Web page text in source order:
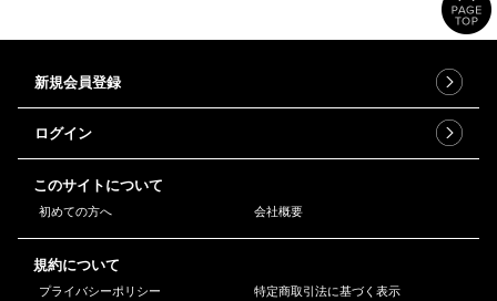
新規会員登録
ログイン
このサイトについて
初めての方へ 会社概要
規約について
プライバシーポリシー 特定商取引法に基づく表示